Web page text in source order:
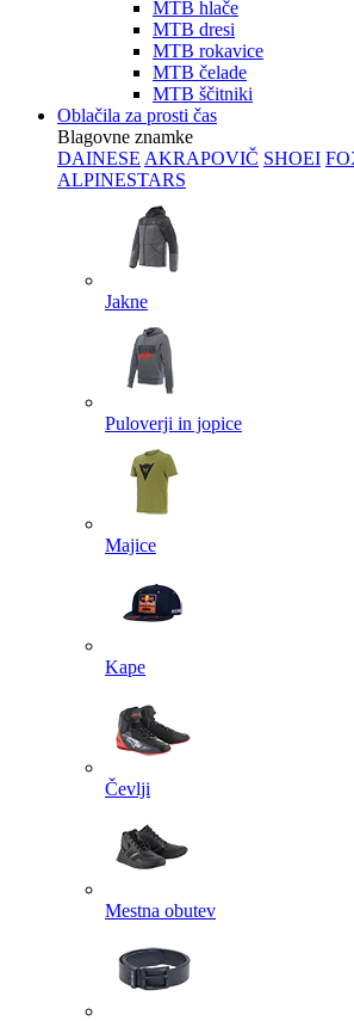
MTB hlače
MTB dresi
MTB rokavice
MTB čelade
MTB ščitniki
Oblačila za prosti čas
Blagovne znamke
DAINESE AKRAPOVIČ SHOEI
ALPINESTARS
Jakne
Puloverji in jopice
Majice
Kape
Čevlji
Mestna obutev